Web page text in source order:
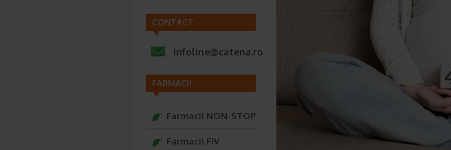
CONTACT
infoline@catena.ro
FARMACII
Farmacii NON-STOP
Farmacii FIV